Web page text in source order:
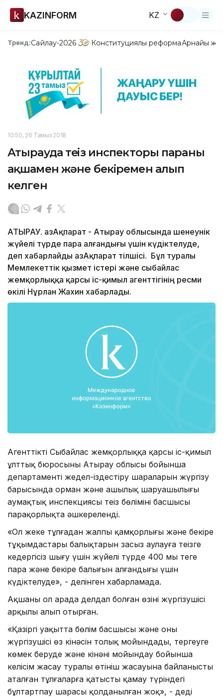
KAZINFORM KZ
Тренд:Сайлау-2026 Конституциялық реформаАрнайы
10:50, 26 Тамыз 2018
Атырауда теңіз инспекторы параны
ақшамен және бекіремен алып
келген
АТЫРАУ. ҚазАқпарат - Атырау облысында шенеунік
жүйелі түрде пара алғандығы үшін күдіктелуде,
деп xабарлайды ҚазАқпарат тілшісі. Бұл туралы
Мемлекеттік қызмет істері және сыбайлас
жемқорлыққа қарсы іс-қимыл агенттігінің ресми
өкілі Нұрлан Жахин хабарлады.
Агенттіктің Сыбайлас жемқорлыққа қарсы іс-қимыл
ұлттық бюросының Атырау облысы бойынша
департаменті жедел-іздестіру шараларын жүргізу
барысында орман және аңшылық шаруашылығы
аумақтық инспекциясы теңіз бөлімінің басшысы
парақорлықта әшкереленді.
«Ол жеке тұлғадан жалпы қамқорлығы және бекіре
тұқымдастары балықтарын заңсыз аулауға теңізге
кедергісіз шығу үшін жүйелі түрде 400 мың теңге
пара және бекіре балығын алғандығы үшін
күдіктелуде», - делінген хабарламада.
Ақшаны ол арада делдал болған өзінің жүргізушісі
арқылы алып отырған.
«Қазіргі уақытта бөлім басшысы және оның
жүргізушісі өз кінәсін толық мойындады, тергеуге
көмек беруде және кінәні мойындау бойынша
келісім жасау туралы өтініш жасауына байланысты
аталған тұлғаларға қатысты қамау түріндегі
бұлтартпау шарасы қолданылған жоқ», - деді